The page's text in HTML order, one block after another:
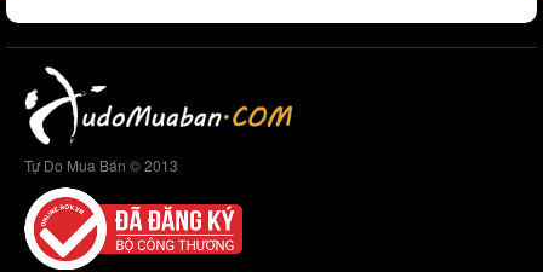
Tự Do Mua Bán © 2013